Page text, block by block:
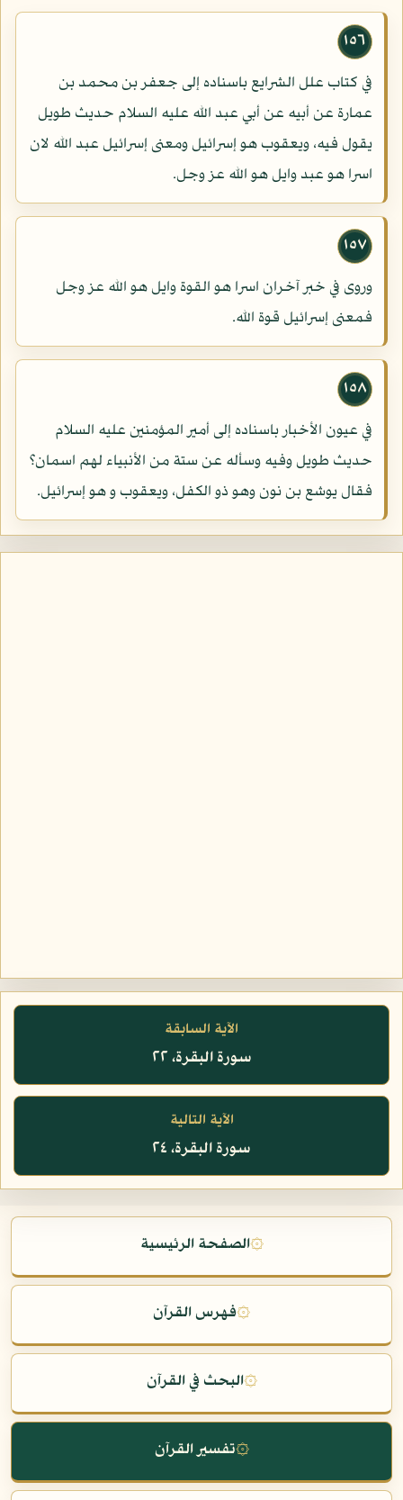
١٥٦
في كتاب علل الشرايع باسناده إلى جعفر بن محمد بن
عمارة عن أبيه عن أبي عبد الله عليه السلام حديث طويل
يقول فيه، ويعقوب هو إسرائيل ومعنى إسرائيل عبد الله لان
اسرا هو عبد وايل هو الله عز وجل.
١٥٧
وروى في خبر آخران اسرا هو القوة وايل هو الله عز وجل
فمعنى إسرائيل قوة الله.
١٥٨
في عيون الأخبار باسناده إلى أمير المؤمنين عليه السلام
حديث طويل وفيه وسأله عن ستة من الأنبياء لهم اسمان؟
فقال يوشع بن نون وهو ذو الكفل، ويعقوب و هو إسرائيل.
الآية السابقة
سورة البقرة، ٢٢
الآية التالية
سورة البقرة، ٢٤
۞الصفحة الرئيسية
۞فهرس القرآن
۞البحث في القرآن
۞تفسير القرآن